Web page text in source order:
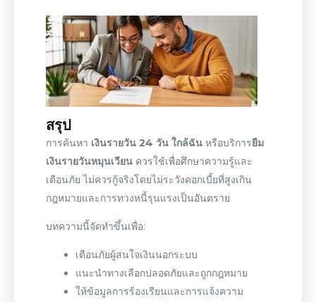
สรุป
การค้นหา เงินรายวัน 24 วัน ใกล้ฉัน หรือบริการยืม
เงินรายวันหมุนเวียน ควรใช้เพื่อศึกษาความรู้และ
เตือนภัย ไม่ควรกู้จริงโดยไม่ระวังดอกเบี้ยที่สูงเกิน
กฎหมายและการทวงหนี้รุนแรงเป็นอันตราย
บทความนี้จัดทำขึ้นเพื่อ:
เตือนภัยผู้สนใจเงินนอกระบบ
แนะนำทางเลือกปลอดภัยและถูกกฎหมาย
ให้ข้อมูลการร้องเรียนและการแจ้งความ